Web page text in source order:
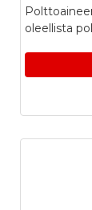
oleellista